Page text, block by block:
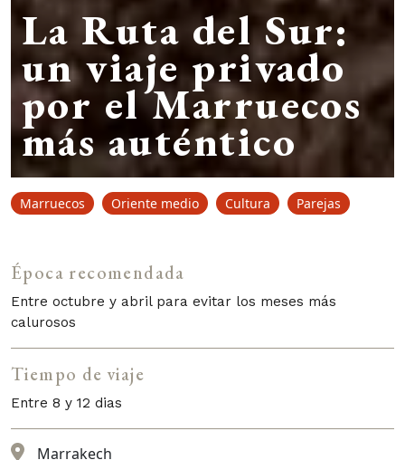
La Ruta del Sur:
un viaje privado
por el Marruecos
más auténtico
Marruecos Oriente medio Cultura Parejas
Época recomendada
Entre octubre y abril para evitar los meses más
calurosos
Tiempo de viaje
Entre 8 y 12 dias
Marrakech